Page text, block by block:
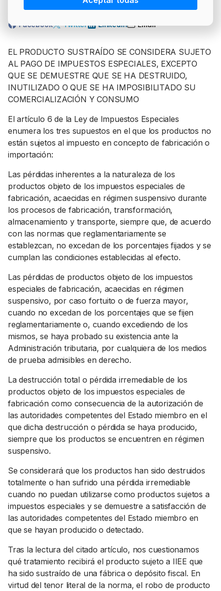
Compartir:
Facebook
Twitter LinkedIn Email
EL PRODUCTO SUSTRAÍDO SE CONSIDERA SUJETO
AL PAGO DE IMPUESTOS ESPECIALES, EXCEPTO
QUE SE DEMUESTRE QUE SE HA DESTRUIDO,
INUTILIZADO O QUE SE HA IMPOSIBILITADO SU
COMERCIALIZACIÓN Y CONSUMO
El artículo 6 de la Ley de Impuestos Especiales
enumera los tres supuestos en el que los productos no
están sujetos al impuesto en concepto de fabricación o
importación:
Las pérdidas inherentes a la naturaleza de los
productos objeto de los impuestos especiales de
fabricación, acaecidas en régimen suspensivo durante
los procesos de fabricación, transformación,
almacenamiento y transporte, siempre que, de acuerdo
con las normas que reglamentariamente se
establezcan, no excedan de los porcentajes fijados y se
cumplan las condiciones establecidas al efecto.
Las pérdidas de productos objeto de los impuestos
especiales de fabricación, acaecidas en régimen
suspensivo, por caso fortuito o de fuerza mayor,
cuando no excedan de los porcentajes que se fijen
reglamentariamente o, cuando excediendo de los
mismos, se haya probado su existencia ante la
Administración tributaria, por cualquiera de los medios
de prueba admisibles en derecho.
La destrucción total o pérdida irremediable de los
productos objeto de los impuestos especiales de
fabricación como consecuencia de la autorización de
las autoridades competentes del Estado miembro en el
que dicha destrucción o pérdida se haya producido,
siempre que los productos se encuentren en régimen
suspensivo.
Se considerará que los productos han sido destruidos
totalmente o han sufrido una pérdida irremediable
cuando no puedan utilizarse como productos sujetos a
impuestos especiales y se demuestre a satisfacción de
las autoridades competentes del Estado miembro en
que se hayan producido o detectado.
Tras la lectura del citado artículo, nos cuestionamos
qué tratamiento recibirá el producto sujeto a IIEE que
ha sido sustraído de una fábrica o depósito fiscal. En
virtud del tenor literal de la norma, el robo de producto
NEWSLETTER
SECTOR
TABLÓN Y MARKETPLACE
MAKETPLACES
GSO AGRÍCOLA
MOD. 511
EXISTENCIAS
MOD. 500-503
LÍDERES EQUIPAMIENTOS Y SERVICIOS SECTOR